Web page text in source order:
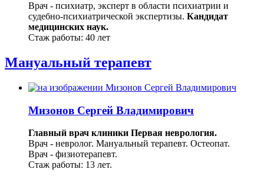
Врач - психиатр, эксперт в области психиатрии и
судебно-психиатрической экспертизы. Кандидат
медицинских наук.
Стаж работы: 40 лет
Мануальный терапевт
Мизонов Сергей Владимирович
Главный врач клиники Первая неврология.
Врач - невролог. Мануальный терапевт. Остеопат.
Врач - физиотерапевт.
Стаж работы: 13 лет.